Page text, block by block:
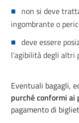
non si deve
ingombrante o
deve essere
l’agibilità degli altri
Eventuali bagagli,
purché conformi
pagamento di